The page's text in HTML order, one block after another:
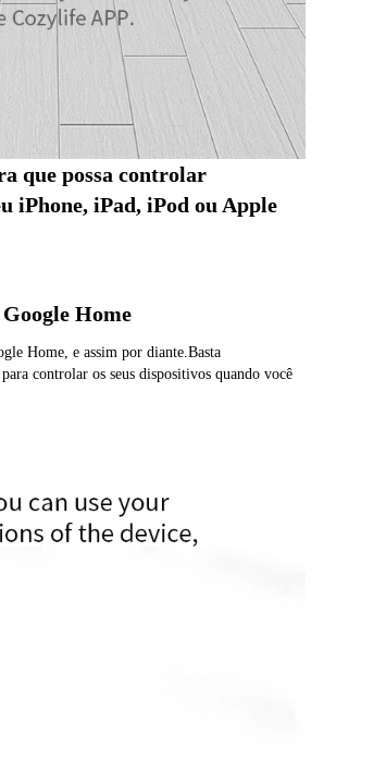
que possa controlar
iPhone, iPad, iPod ou Apple
Home
Home, e assim por diante.Basta
controlar os seus dispositivos quando você